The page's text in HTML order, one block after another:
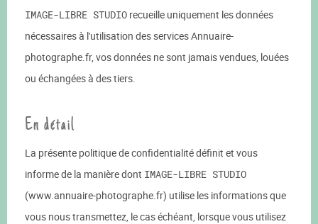
IMAGE-LIBRE STUDIO recueille uniquement les données
nécessaires à l'utilisation des services Annuaire-
photographe.fr, vos données ne sont jamais vendues, louées
ou échangées à des tiers.
En détail
La présente politique de confidentialité définit et vous
informe de la manière dont IMAGE-LIBRE STUDIO
(www.annuaire-photographe.fr) utilise les informations que
vous nous transmettez, le cas échéant, lorsque vous utilisez